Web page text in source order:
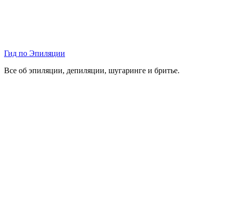
Гид по Эпиляции
Все об эпиляции, депиляции, шугаринге и бритье.